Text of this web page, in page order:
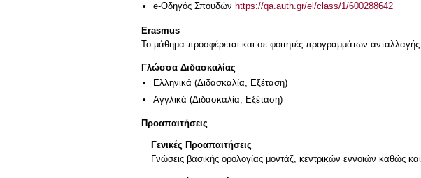
e-Οδηγός Σπουδών https://qa.auth.gr/el/class/1/600288642
Erasmus
Το μάθημα προσφέρεται και σε φοιτητές προγραμμάτων ανταλλαγής.
Γλώσσα Διδασκαλίας
Ελληνικά (Διδασκαλία, Εξέταση)
Αγγλικά (Διδασκαλία, Εξέταση)
Προαπαιτήσεις
Γενικές Προαπαιτήσεις
Γνώσεις βασικής ορολογίας μοντάζ, κεντρικών εννοιών καθώς